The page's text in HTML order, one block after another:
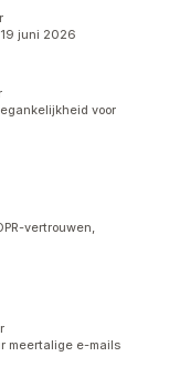
juni 2026
voor
vertrouwen,
meertalige e-mails